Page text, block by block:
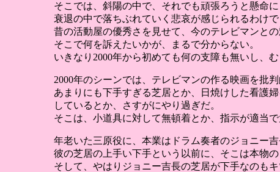
そこでは、斜陽の中で、それでも頑張ろうと懸命
衰退の中で落ちぶれていく悲哀が感じられるわけで
昔の活動屋の優秀さを見せて、今のテレビマンと
そこで何を訴えたいかが、まるで分からない。
いきなり2000年から初めても何の支障も無いし、
2000年のシーンでは、テレビマンの作る映画を批
あまりにも下手すぎる芝居とか、日焼けした看護
しているとか、さすがにやり過ぎだ。
そこは、小道具に対して無頓着とか、指示が適当
年老いた三原役に、本業はドラム奏者のジョニー
彼の芝居の上手い下手という以前に、そこは本物
そして、やはりジョニー吉長の芝居が下手なのも